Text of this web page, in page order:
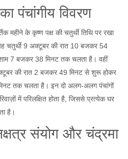
पंचांगीय विवरण
महीने के कृष्ण पक्ष की चतुर्थी तिथि पर रखा
चतुर्थी 9 अक्टूबर की रात 10 बजकर 54
7 बजकर 38 मिनट तक चलता है। वहीं
की रात 2 बजकर 49 मिनट से शुरू होकर
तक चलता है। इन दो अलग‑अलग पंचांगों
में परिलक्षित होता है, जिससे प्रत्येक घर
है।
नक्षत्र संयोग और चंद्रमा